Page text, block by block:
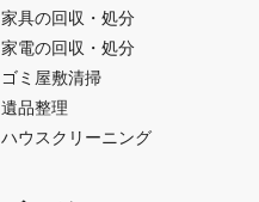
家具の回収・処分
家電の回収・処分
ゴミ屋敷清掃
遺品整理
ハウスクリーニング